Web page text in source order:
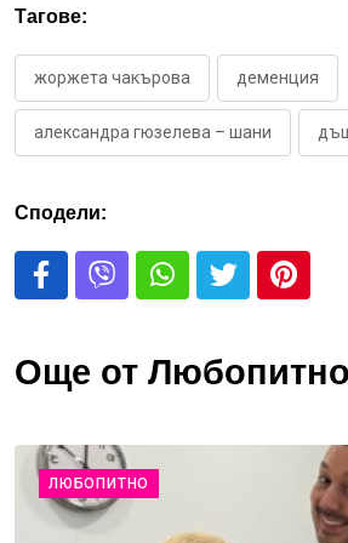
Тагове:
жоржета чакърова деменция
александра гюзелева – шани
Сподели:
Още от Любопитно
ЛЮБОПИТНО